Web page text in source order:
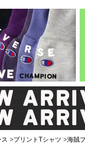
フ/ボーリング
・ラルフ/ブランド
・無地/チェック/ストライプ
・ワーク/ミリタリー/ウエスタ
・ネル/ウール ・ショートパ
・アウトドア/
・ジーンズ/ペ
・Levi's RED
・ミリタリー/
・コーデュロ
・コットン/ス
・オーバーオ
・ジャージ/ス
ン
ス >プリントTシャツ >海賊